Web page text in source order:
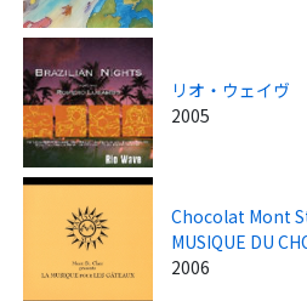
リオ・ウェイヴ
2005
Chocolat Mont
MUSIQUE DU
2006